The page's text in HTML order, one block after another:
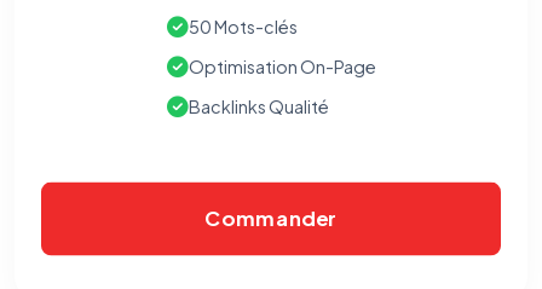
50 Mots-clés
Optimisation On-Page
Backlinks Qualité
Commander